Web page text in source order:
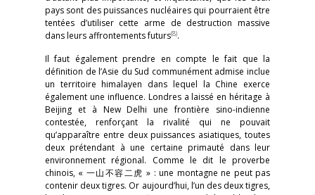
pays sont des puissances nucléaires qui pourraient être
tentées d’utiliser cette arme de destruction massive
dans leurs affrontements futurs(8).
Il faut également prendre en compte le fait que la
définition de l’Asie du Sud communément admise inclue
un territoire himalayen dans lequel la Chine exerce
également une influence. Londres a laissé en héritage à
Beijing et à New Delhi une frontière sino-indienne
contestée, renforçant la rivalité qui ne pouvait
qu’apparaître entre deux puissances asiatiques, toutes
deux prétendant à une certaine primauté dans leur
environnement régional. Comme le dit le proverbe
chinois, « 一山不容二虎 » : une montagne ne peut pas
contenir deux tigres. Or aujourd’hui, l’un des deux tigres,